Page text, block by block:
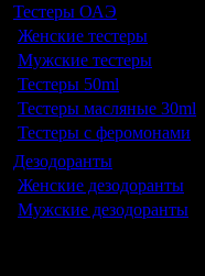
Тестеры ОАЭ
Женские тестеры
Мужские тестеры
Тестеры 50ml
Тестеры масляные 30ml
Тестеры с феромонами
Дезодоранты
Женские дезодоранты
Мужские дезодоранты